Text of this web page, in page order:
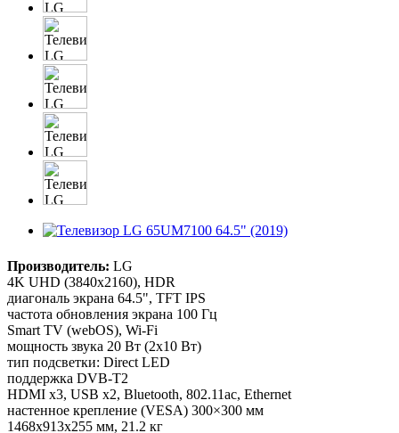
Производитель: LG
4K UHD (3840x2160), HDR
диагональ экрана 64.5", TFT IPS
частота обновления экрана 100 Гц
Smart TV (webOS), Wi-Fi
мощность звука 20 Вт (2х10 Вт)
тип подсветки: Direct LED
поддержка DVB-T2
HDMI x3, USB x2, Bluetooth, 802.11ac, Ethernet
настенное крепление (VESA) 300×300 мм
1468x913x255 мм, 21.2 кг